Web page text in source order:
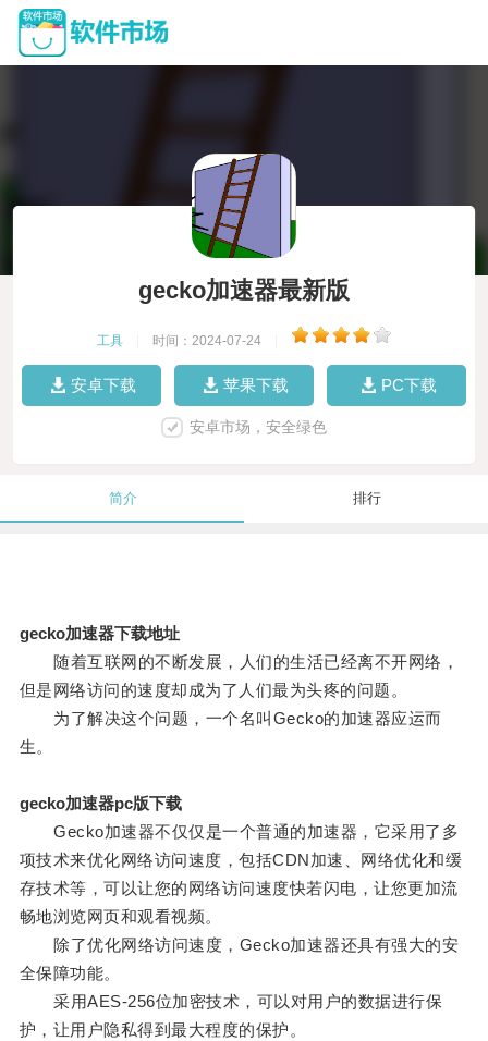
gecko加速器最新版
工具 时间：2024-07-24
安卓下载 苹果下载 PC下载
安卓市场，安全绿色
简介 排行
gecko加速器下载地址
随着互联网的不断发展，人们的生活已经离不开网络，
但是网络访问的速度却成为了人们最为头疼的问题。
为了解决这个问题，一个名叫Gecko的加速器应运而
生。
gecko加速器pc版下载
Gecko加速器不仅仅是一个普通的加速器，它采用了多
项技术来优化网络访问速度，包括CDN加速、网络优化和缓
存技术等，可以让您的网络访问速度快若闪电，让您更加流
畅地浏览网页和观看视频。
除了优化网络访问速度，Gecko加速器还具有强大的安
全保障功能。
采用AES-256位加密技术，可以对用户的数据进行保
护，让用户隐私得到最大程度的保护。